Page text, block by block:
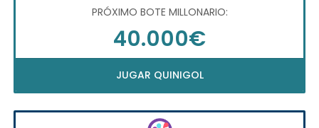
PRÓXIMO BOTE MILLONARIO:
40.000€
JUGAR QUINIGOL